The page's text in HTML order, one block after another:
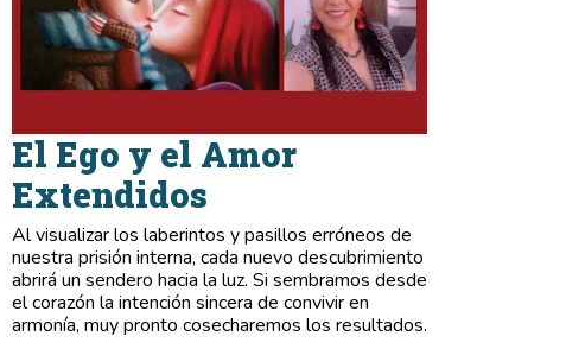
El Ego y el Amor
Extendidos
Al visualizar los laberintos y pasillos erróneos de
nuestra prisión interna, cada nuevo descubrimiento
abrirá un sendero hacia la luz. Si sembramos desde
el corazón la intención sincera de convivir en
armonía, muy pronto cosecharemos los resultados.